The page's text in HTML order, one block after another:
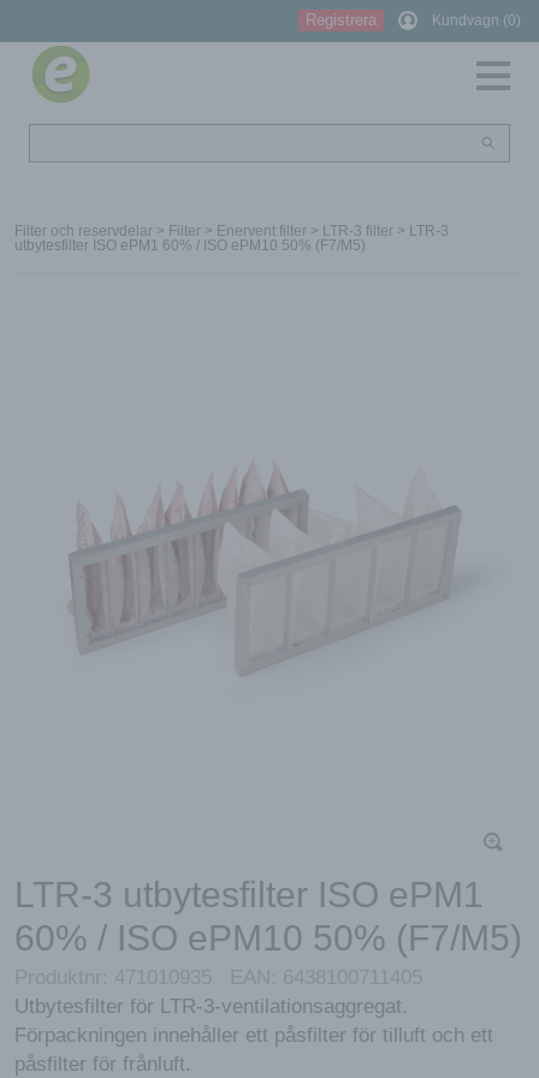
Registrera Kundvagn (0)
Filter och reservdelar > Filter > Enervent filter > LTR-3 filter > LTR-3
utbytesfilter ISO ePM1 60% / ISO ePM10 50% (F7/M5)
LTR-3 utbytesfilter ISO ePM1
60% / ISO ePM10 50% (F7/M5)
Produktnr: 471010935 EAN: 6438100711405
Utbytesfilter för LTR-3-ventilationsaggregat.
Förpackningen innehåller ett påsfilter för tilluft och ett
påsfilter för frånluft.